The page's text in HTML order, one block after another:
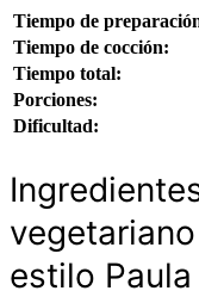
Tiempo de
Tiempo de cocción:
Tiempo total:
Porciones:
Dificultad:
estilo